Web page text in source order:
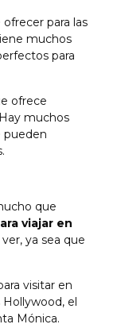
para las
muchos
para
ofrece
muchos
pueden
que
viajar en
ya sea que
visitar en
el
Mónica.